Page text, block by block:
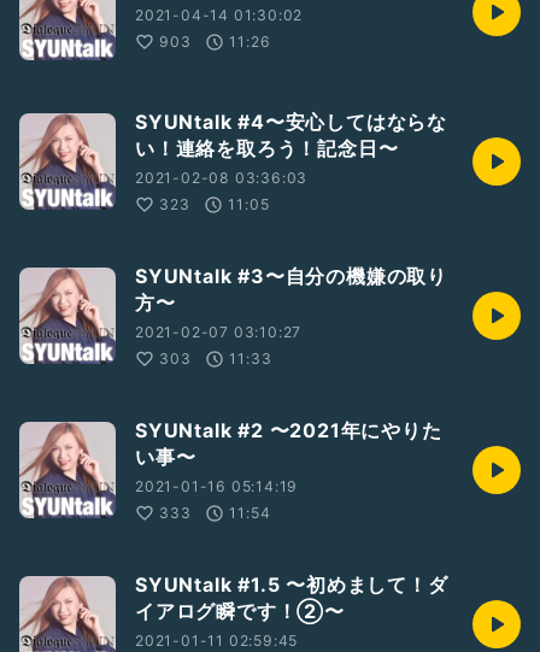
2021-04-14 01:30:02
903
11:26
SYUNtalk #4〜安心してはならな
い！連絡を取ろう！記念日〜
2021-02-08 03:36:03
323
11:05
SYUNtalk #3〜自分の機嫌の取り
方〜
2021-02-07 03:10:27
303
11:33
SYUNtalk #2 〜2021年にやりた
い事〜
2021-01-16 05:14:19
333
11:54
SYUNtalk #1.5 〜初めまして！ダ
イアログ瞬です！②〜
2021-01-11 02:59:45